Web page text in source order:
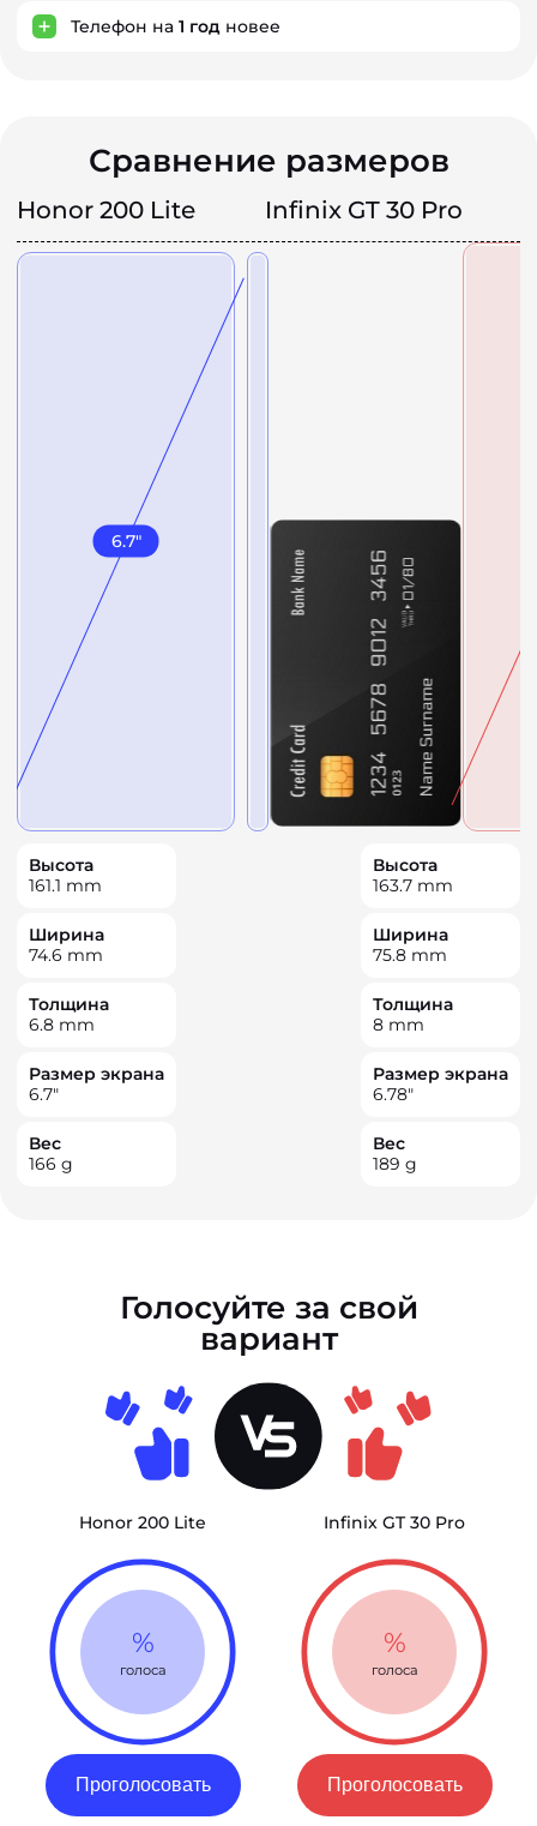
Телефон на 1 год новее
Сравнение размеров
Honor 200 Lite Infinix GT 30 Pro
6.7"
Высота
161.1 mm
Ширина
74.6 mm
Толщина
6.8 mm
Размер экрана
6.7"
Вес
166 g
Высота
163.7 mm
Ширина
75.8 mm
Толщина
8 mm
Размер экрана
6.78"
Вес
189 g
Голосуйте за свой
вариант
Honor 200 Lite
%
голоса
Проголосовать
Infinix GT 30 Pro
%
голоса
Проголосовать